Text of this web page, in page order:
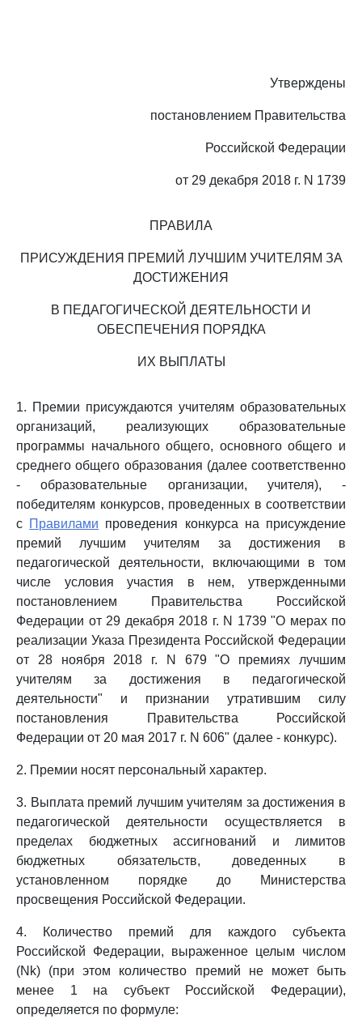
Утверждены
постановлением Правительства
Российской Федерации
от 29 декабря 2018 г. N 1739
ПРАВИЛА
ПРИСУЖДЕНИЯ ПРЕМИЙ ЛУЧШИМ УЧИТЕЛЯМ ЗА
ДОСТИЖЕНИЯ
В ПЕДАГОГИЧЕСКОЙ ДЕЯТЕЛЬНОСТИ И
ОБЕСПЕЧЕНИЯ ПОРЯДКА
ИХ ВЫПЛАТЫ
1. Премии присуждаются учителям образовательных
организаций, реализующих образовательные
программы начального общего, основного общего и
среднего общего образования (далее соответственно
- образовательные организации, учителя), -
победителям конкурсов, проведенных в соответствии
с Правилами проведения конкурса на присуждение
премий лучшим учителям за достижения в
педагогической деятельности, включающими в том
числе условия участия в нем, утвержденными
постановлением Правительства Российской
Федерации от 29 декабря 2018 г. N 1739 "О мерах по
реализации Указа Президента Российской Федерации
от 28 ноября 2018 г. N 679 "О премиях лучшим
учителям за достижения в педагогической
деятельности" и признании утратившим силу
постановления Правительства Российской
Федерации от 20 мая 2017 г. N 606" (далее - конкурс).
2. Премии носят персональный характер.
3. Выплата премий лучшим учителям за достижения в
педагогической деятельности осуществляется в
пределах бюджетных ассигнований и лимитов
бюджетных обязательств, доведенных в
установленном порядке до Министерства
просвещения Российской Федерации.
4. Количество премий для каждого субъекта
Российской Федерации, выраженное целым числом
(Nk) (при этом количество премий не может быть
менее 1 на субъект Российской Федерации),
определяется по формуле: